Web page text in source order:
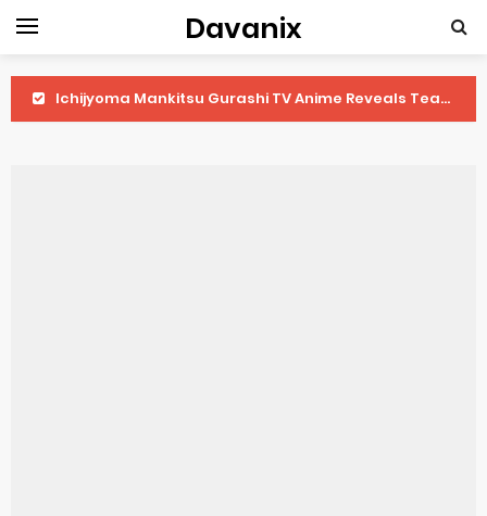
Davanix
Ichijyoma Mankitsu Gurashi TV Anime Reveals Teaser